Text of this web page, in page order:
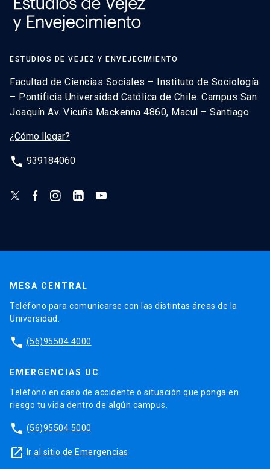
ESTUDIOS DE VEJEZ Y ENVEJECIMIENTO
Facultad de Ciencias Sociales – Instituto de Sociología
– Pontificia Universidad Católica de Chile. Campus San
Joaquín Av. Vicuña Mackenna 4860, Macul – Santiago.
¿Cómo llegar?
phone 939184060
MESA CENTRAL
Teléfono para comunicarse con las distintas áreas de la
Universidad.
phone (56)95504 4000
EMERGENCIAS UC
Teléfono en caso de accidente o situación que ponga en
riesgo tu vida dentro de algún campus.
phone (56)95504 5000
launch Ir al sitio de Emergencias